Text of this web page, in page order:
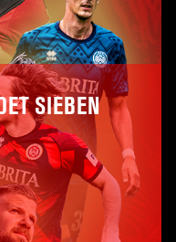
SIEBEN